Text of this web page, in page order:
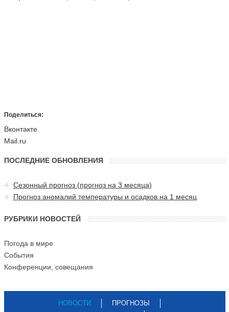
Поделиться:
Вконтакте
Mail.ru
ПОСЛЕДНИЕ ОБНОВЛЕНИЯ
Сезонный прогноз (прогноз на 3 месяца)
Прогноз аномалий температуры и осадков на 1 месяц
РУБРИКИ НОВОСТЕЙ
Погода в мире
События
Конференции, совещания
НОВОСТИ
ПРОГНОЗЫ